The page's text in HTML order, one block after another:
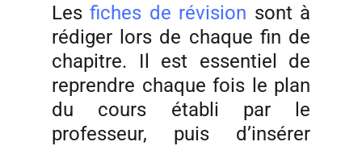
Lesfiches de révision sont à
rédiger lors de chaque fin de
chapitre. Il est essentiel de
reprendre chaque fois le plan
du cours établi par le
professeur, puis d’insérer